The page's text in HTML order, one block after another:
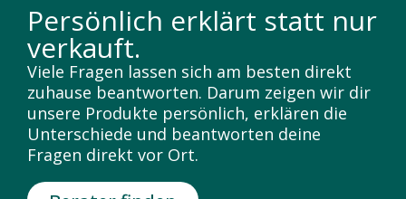
Persönlich erklärt statt nur
verkauft.
Viele Fragen lassen sich am besten direkt
zuhause beantworten. Darum zeigen wir dir
unsere Produkte persönlich, erklären die
Unterschiede und beantworten deine
Fragen direkt vor Ort.